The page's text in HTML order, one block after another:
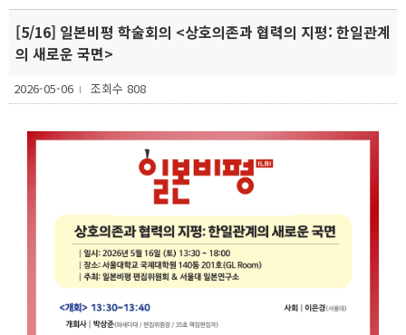
[5/16] 일본비평 학술회의 <상호의존과 협력의 지평: 한일관계
의 새로운 국면>
2026-05-06 l 조회수 808